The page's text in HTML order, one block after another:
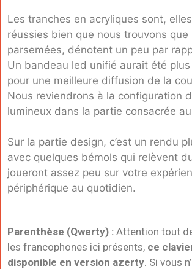
Les tranches en acryliques sont,
réussies bien que nous trouvons que
parsemées, dénotent un peu par
Un bandeau led unifié aurait été
pour une meilleure diffusion de la
Nous reviendrons à la configuration
lumineux dans la partie consacrée au
Sur la partie design, c’est un rendu
avec quelques bémols qui relèvent
joueront assez peu sur votre
périphérique au quotidien.
Parenthèse (Qwerty) : Attention tout
les francophones ici présents, ce
disponible en version azerty . Si vous